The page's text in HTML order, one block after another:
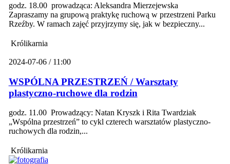
godz. 18.00 prowadząca: Aleksandra Mierzejewska
Zapraszamy na grupową praktykę ruchową w przestrzeni Parku
Rzeźby. W ramach zajęć przyjrzymy się, jak w bezpieczny...
Królikarnia
2024-07-06 / 11:00
WSPÓLNA PRZESTRZEŃ / Warsztaty
plastyczno-ruchowe dla rodzin
godz. 11.00 Prowadzący: Natan Kryszk i Rita Twardziak
„Wspólna przestrzeń” to cykl czterech warsztatów plastyczno-
ruchowych dla rodzin,...
Królikarnia